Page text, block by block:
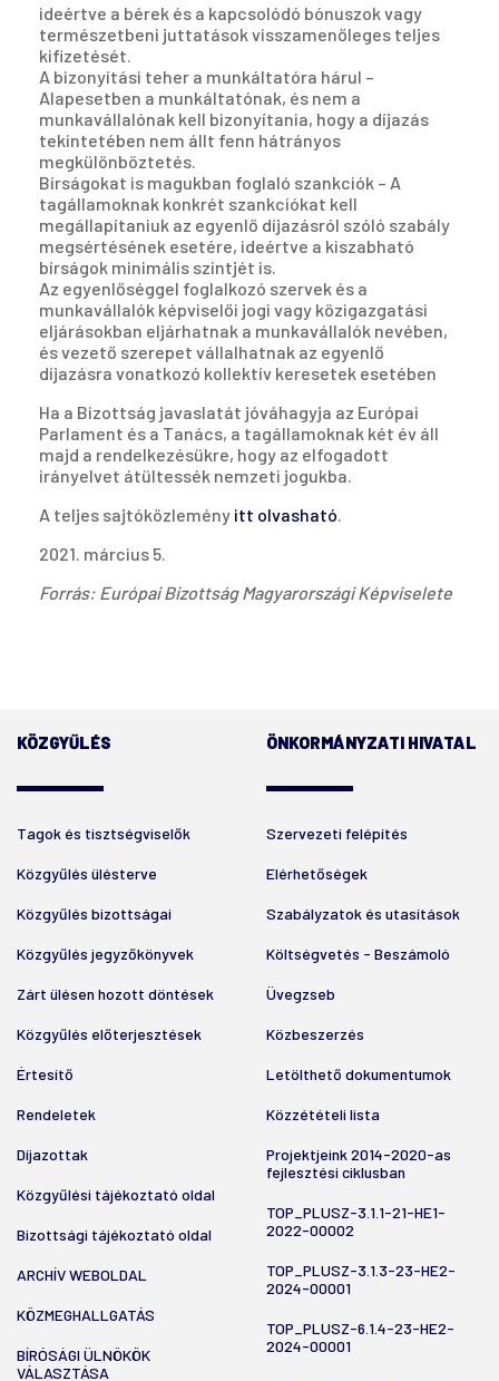
ideértve a bérek és a kapcsolódó bónuszok vagy
természetbeni juttatások visszamenőleges teljes
kifizetését.
A bizonyítási teher a munkáltatóra hárul –
Alapesetben a munkáltatónak, és nem a
munkavállalónak kell bizonyítania, hogy a díjazás
tekintetében nem állt fenn hátrányos
megkülönböztetés.
Bírságokat is magukban foglaló szankciók – A
tagállamoknak konkrét szankciókat kell
megállapítaniuk az egyenlő díjazásról szóló szabály
megsértésének esetére, ideértve a kiszabható
bírságok minimális szintjét is.
Az egyenlőséggel foglalkozó szervek és a
munkavállalók képviselői jogi vagy közigazgatási
eljárásokban eljárhatnak a munkavállalók nevében,
és vezető szerepet vállalhatnak az egyenlő
díjazásra vonatkozó kollektív keresetek esetében
Ha a Bizottság javaslatát jóváhagyja az Európai
Parlament és a Tanács, a tagállamoknak két év áll
majd a rendelkezésükre, hogy az elfogadott
irányelvet átültessék nemzeti jogukba.
A teljes sajtóközlemény itt olvasható.
2021. március 5.
Forrás: Európai Bizottság Magyarországi Képviselete
KÖZGYŰLÉS
Tagok és tisztségviselők
Közgyűlés ülésterve
Közgyűlés bizottságai
Közgyűlés jegyzőkönyvek
Zárt ülésen hozott döntések
Közgyűlés előterjesztések
Értesítő
Rendeletek
Díjazottak
Közgyűlési tájékoztató oldal
Bizottsági tájékoztató oldal
ARCHÍV WEBOLDAL
KÖZMEGHALLGATÁS
BÍRÓSÁGI ÜLNÖKÖK
VÁLASZTÁSA
ÖNKORMÁNYZATI HIVATAL
Szervezeti felépítés
Elérhetőségek
Szabályzatok és utasítások
Költségvetés - Beszámoló
Üvegzseb
Közbeszerzés
Letölthető dokumentumok
Közzétételi lista
Projektjeink 2014-2020-as
fejlesztési ciklusban
TOP_PLUSZ-3.1.1-21-HE1-
2022-00002
TOP_PLUSZ-3.1.3-23-HE2-
2024-00001
TOP_PLUSZ-6.1.4-23-HE2-
2024-00001